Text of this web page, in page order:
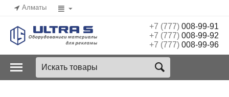
Алматы
+7 (777)008-99-91
+7 (777)008-99-92
+7 (777)008-99-96